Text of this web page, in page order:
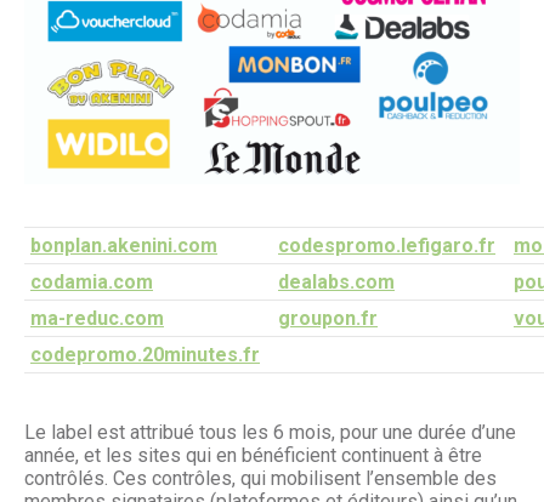
bonplan.akenini.com codespromo.lefigaro.fr
codamia.com
dealabs.com
ma-reduc.com
groupon.fr
codepromo.20minutes.fr
Le label est attribué tous les 6 mois, pour une durée d’une
année, et les sites qui en bénéficient continuent à être
contrôlés. Ces contrôles, qui mobilisent l’ensemble des